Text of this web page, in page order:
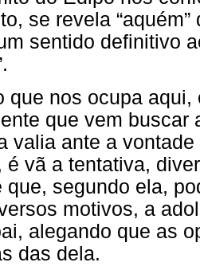
se revela
sentido definitivo
que nos ocupa
que vem buscar
valia ante a
é vã a tentativa,
que, segundo ela,
motivos, a
alegando que as
das dela.